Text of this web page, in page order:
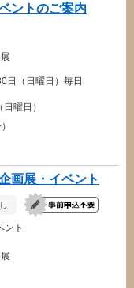
ントのご案内
日（日曜日）毎日
曜日）
画展・イベント
ント